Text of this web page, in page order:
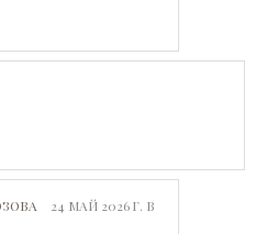
24 МАЙ 2026 Г. В